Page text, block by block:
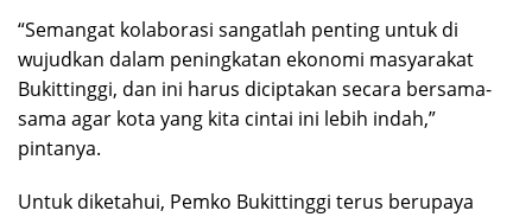
“Semangat kolaborasi sangatlah penting untuk di
wujudkan dalam peningkatan ekonomi masyarakat
Bukittinggi, dan ini harus diciptakan secara bersama-
sama agar kota yang kita cintai ini lebih indah,”
pintanya.
Untuk diketahui, Pemko Bukittinggi terus berupaya